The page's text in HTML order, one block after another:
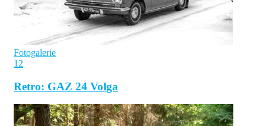
Fotogalerie
12
Retro: GAZ 24 Volga